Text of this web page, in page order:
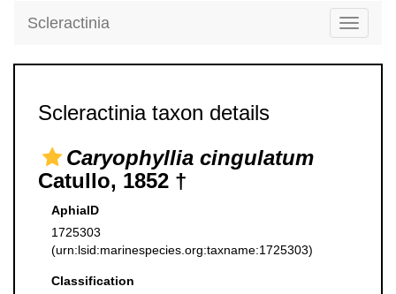
Toggle
Scleractinia
Scleractinia taxon details
Caryophyllia cingulatum
Catullo, 1852 †
AphiaID
1725303
(urn:lsid:marinespecies.org:taxname:1725303)
Classification